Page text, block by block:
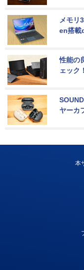
メモリ
en搭載
性能の
ェック！
ヤーカ
本